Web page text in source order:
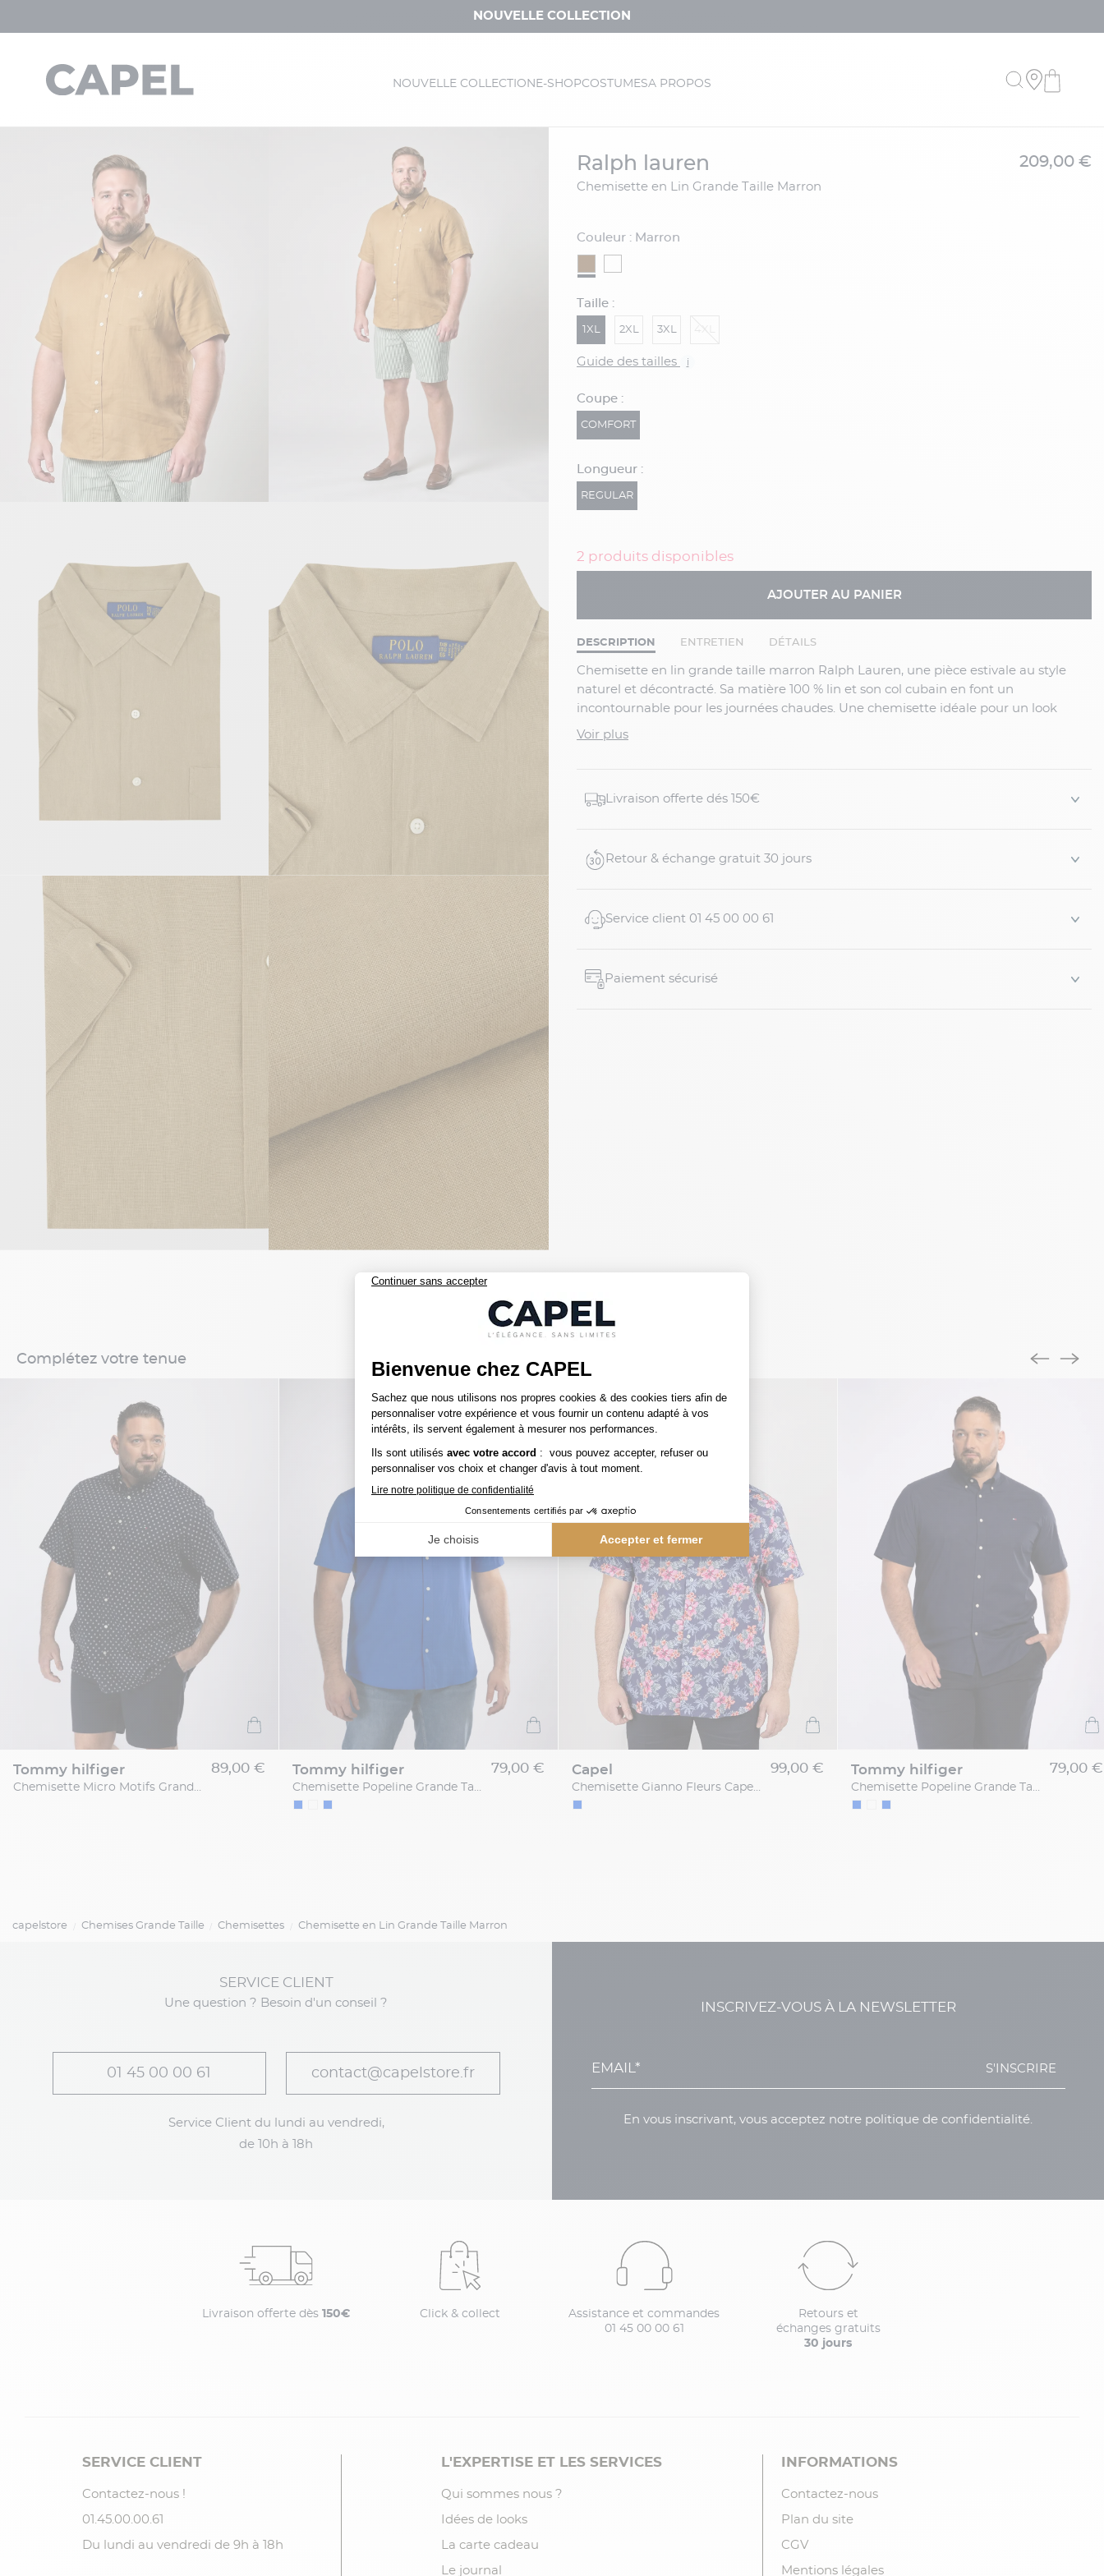
NOUVELLE COLLECTION
NOUVELLE COLLECTION E-SHOPCOSTUMESA PROPOS
ralph lauren
Chemisette en Lin Grande Taille Marron
209,00 €
Couleur : Marron
Taille :
1XL 2XL 3XL
Guide des tailles i
Coupe :
COMFORT
Longueur :
REGULAR
2 produits disponibles
AJOUTER AU PANIER
DESCRIPTION ENTRETIEN DÉTAILS
Chemisette en lin grande taille marron Ralph Lauren, une pièce estivale au style
naturel et décontracté. Sa matière 100 % lin et son col cubain en font un
incontournable pour les journées chaudes. Une chemisette idéale pour un look
estival chic et décontracté, à porter avec un bermuda ou un pantalon en lin pour un
Coloris marron uni
Voir plus
Livraison offerte dés 150€
Retour & échange gratuit 30 jours
Service client 01 45 00 00 61
Paiement sécurisé
Complétez votre tenue
tommy hilfiger
Chemisette Micro Motifs Grande Taille Bleu Marine
89,00 € tommy hilfiger
Chemisette Popeline Grande Taille Bleu Indigo
79,00 € capel
Chemisette Gianno Fleurs Capel Grande Taille
99,00 € tommy hilfiger
Chemisette Popeline Grande Taille Bleu Marine
79,00 €
capelstore Chemises Grande Taille Chemisettes Chemisette en Lin Grande Taille Marron
SERVICE CLIENT
Une question ? Besoin d'un conseil ?
01 45 00 00 61 contact@capelstore.fr
Service Client du lundi au vendredi,
de 10h à 18h
INSCRIVEZ-VOUS À LA NEWSLETTER
S'INSCRIRE
En vous inscrivant, vous acceptez notre politique de confidentialité.
Livraison offerte dès 150€ Click & collect
Assistance et commandes
01 45 00 00 61
Retours et
échanges gratuits
30 jours
SERVICE CLIENT
Contactez-nous !
01.45.00.00.61
Du lundi au vendredi de 9h à 18h
L'EXPERTISE ET LES SERVICES
Qui sommes nous ?
Idées de looks
La carte cadeau
Le journal
INFORMATIONS
Contactez-nous
Plan du site
CGV
Mentions légales